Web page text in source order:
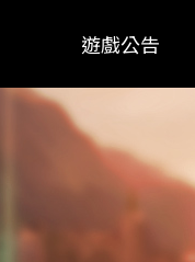
遊戲公告